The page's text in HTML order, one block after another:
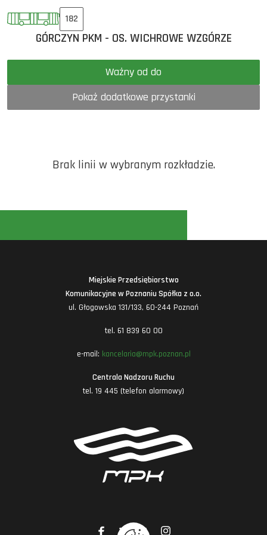
182
GÓRCZYN PKM - OS. WICHROWE WZGÓRZE
Ważny od do
Pokaż dodatkowe przystanki
Brak linii w wybranym rozkładzie.
Miejskie Przedsiębiorstwo
Komunikacyjne w Poznaniu Spółka z o.o.
ul. Głogowska 131/133, 60-244 Poznań
tel. 61 839 60 00
e-mail: kancelaria@mpk.poznan.pl
Centrala Nadzoru Ruchu
tel. 19 445 (telefon alarmowy)